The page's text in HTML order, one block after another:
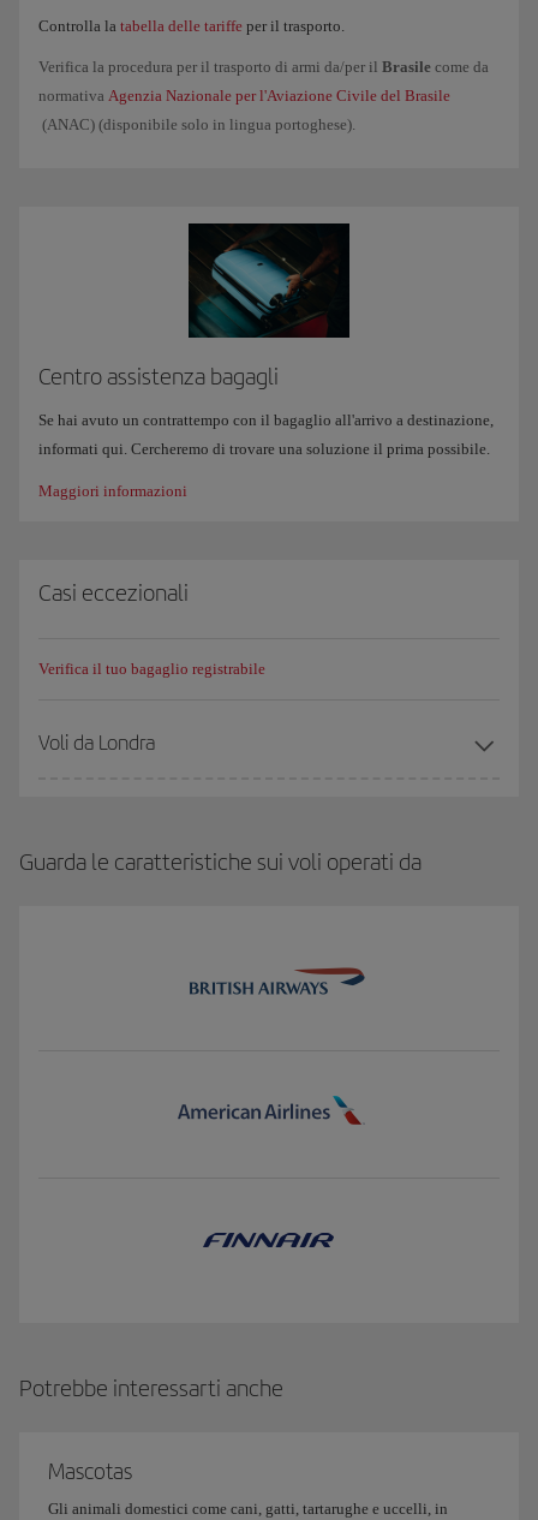
Controlla la tabella delle tariffe per il trasporto.
Verifica la procedura per il trasporto di armi da/per il Brasile come da
normativa Agenzia Nazionale per l'Aviazione Civile del Brasile
(ANAC) (disponibile solo in lingua portoghese).
Centro assistenza bagagli
Se hai avuto un contrattempo con il bagaglio all'arrivo a destinazione,
informati qui. Cercheremo di trovare una soluzione il prima possibile.
Maggiori informazioni
Casi eccezionali
Verifica il tuo bagaglio registrabile
Voli da Londra
Guarda le caratteristiche sui voli operati da
Potrebbe interessarti anche
Mascotas
Gli animali domestici come cani, gatti, tartarughe e uccelli, in